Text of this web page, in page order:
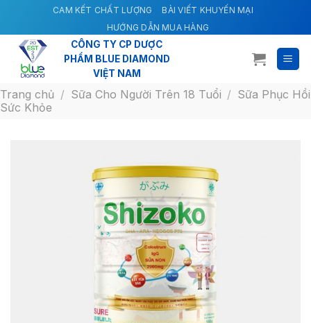
content
CAM KẾT CHẤT LƯỢNG
BÀI VIẾT KHUYẾN MẠI
HƯỚNG DẪN MUA HÀNG
CÔNG TY CP DƯỢC
PHẨM BLUE DIAMOND
VIỆT NAM
Trang chủ / Sữa Cho Người Trên 18 Tuổi / Sữa Phục Hồi
Sức Khỏe